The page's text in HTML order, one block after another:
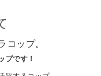
コップ。
プです！